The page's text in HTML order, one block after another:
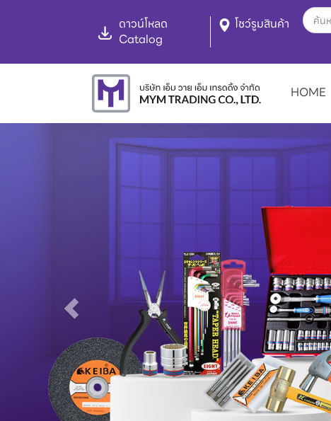
ดาวน์โหลด
Catalog
โชว์รูมสินค้า
HOME